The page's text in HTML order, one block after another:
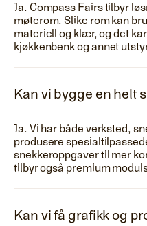
Ja. Compass Fairs tilbyr
møterom. Slike rom kan
materiell og klær, og det
kjøkkenbenk og annet
Kan vi bygge en helt
Ja. Vi har både verksted,
produsere
snekkeroppgaver til mer
tilbyr også premium
Kan vi få grafikk og